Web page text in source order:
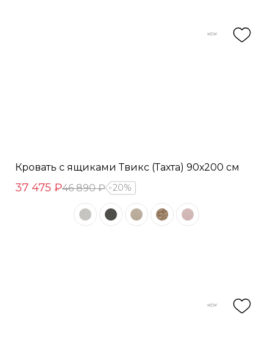
Кровать с ящиками Твикс (Тахта) 90х200 см
37 475 ₽46 890 ₽ 20%